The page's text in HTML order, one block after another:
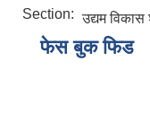
Section: उद्यम विकास
फेस बुक फिड